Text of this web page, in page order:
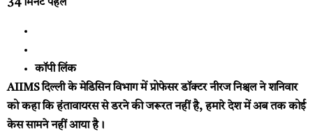
34 मिनट पहले
कॉपी लिंक
AIIMS दिल्ली के मेडिसिन विभाग में प्रोफेसर डॉक्टर नीरज निश्चल ने शनिवार
को कहा कि हंतावायरस से डरने की जरूरत नहीं है, हमारे देश में अब तक कोई
केस सामने नहीं आया है।